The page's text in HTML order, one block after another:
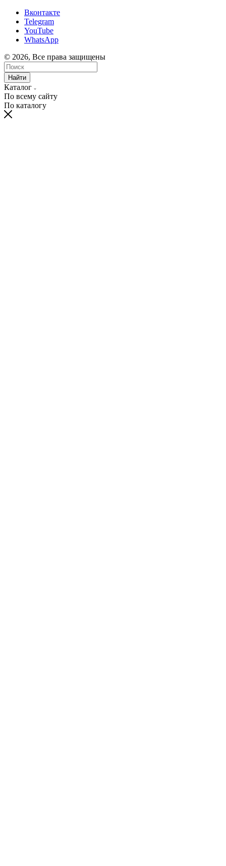
Вконтакте
Telegram
YouTube
WhatsApp
© 2026, Все права защищены
Найти
Каталог
По всему сайту
По каталогу